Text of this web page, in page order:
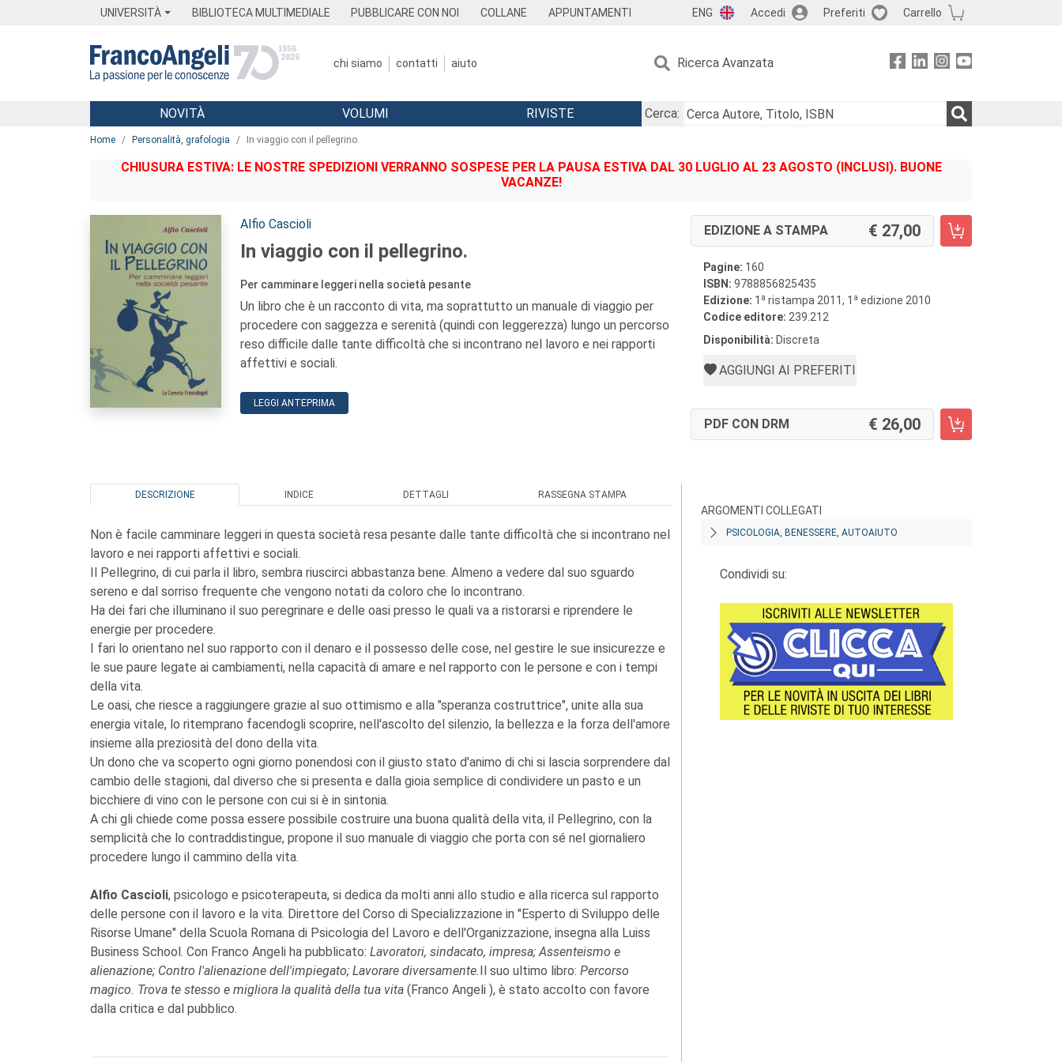
UNIVERSITÀ BIBLIOTECA MULTIMEDIALE PUBBLICARE CON NOI COLLANE APPUNTAMENTI ENG Accedi Preferiti Carrello
chi siamo contatti aiuto Ricerca Avanzata
Menu
NOVITÀ VOLUMI RIVISTE
Cerca:
Home Personalità, grafologia In viaggio con il pellegrino.
CHIUSURA ESTIVA: LE NOSTRE SPEDIZIONI VERRANNO SOSPESE PER LA PAUSA ESTIVA DAL 30 LUGLIO AL 23 AGOSTO (INCLUSI). BUONE
VACANZE!
Autori:
Alfio Cascioli
In viaggio con il pellegrino.
Per camminare leggeri nella società pesante
Un libro che è un racconto di vita, ma soprattutto un manuale di viaggio per
procedere con saggezza e serenità (quindi con leggerezza) lungo un percorso
reso difficile dalle tante difficoltà che si incontrano nel lavoro e nei rapporti
affettivi e sociali.
LEGGI ANTEPRIMA
EDIZIONE A STAMPA 27,00
Pagine: 160
ISBN: 9788856825435
Edizione: 1 a ristampa 2011, 1 a edizione 2010
Codice editore: 239.212
Disponibilità: Discreta
AGGIUNGI AI PREFERITI
PDF CON DRM 26,00
DESCRIZIONE INDICE DETTAGLI RASSEGNA STAMPA
Non è facile camminare leggeri in questa società resa pesante dalle tante difficoltà che si incontrano nel
lavoro e nei rapporti affettivi e sociali.
Il Pellegrino, di cui parla il libro, sembra riuscirci abbastanza bene. Almeno a vedere dal suo sguardo
sereno e dal sorriso frequente che vengono notati da coloro che lo incontrano.
Ha dei fari che illuminano il suo peregrinare e delle oasi presso le quali va a ristorarsi e riprendere le
energie per procedere.
I fari lo orientano nel suo rapporto con il denaro e il possesso delle cose, nel gestire le sue insicurezze e
le sue paure legate ai cambiamenti, nella capacità di amare e nel rapporto con le persone e con i tempi
della vita.
Le oasi, che riesce a raggiungere grazie al suo ottimismo e alla "speranza costruttrice", unite alla sua
energia vitale, lo ritemprano facendogli scoprire, nell'ascolto del silenzio, la bellezza e la forza dell'amore
insieme alla preziosità del dono della vita.
Un dono che va scoperto ogni giorno ponendosi con il giusto stato d'animo di chi si lascia sorprendere dal
cambio delle stagioni, dal diverso che si presenta e dalla gioia semplice di condividere un pasto e un
bicchiere di vino con le persone con cui si è in sintonia.
A chi gli chiede come possa essere possibile costruire una buona qualità della vita, il Pellegrino, con la
semplicità che lo contraddistingue, propone il suo manuale di viaggio che porta con sé nel giornaliero
procedere lungo il cammino della vita.
Alfio Cascioli, psicologo e psicoterapeuta, si dedica da molti anni allo studio e alla ricerca sul rapporto
delle persone con il lavoro e la vita. Direttore del Corso di Specializzazione in "Esperto di Sviluppo delle
Risorse Umane" della Scuola Romana di Psicologia del Lavoro e dell'Organizzazione, insegna alla Luiss
Business School. Con Franco Angeli ha pubblicato: Lavoratori, sindacato, impresa; Assenteismo e
alienazione; Contro l'alienazione dell'impiegato; Lavorare diversamente.Il suo ultimo libro: Percorso
magico. Trova te stesso e migliora la qualità della tua vita (Franco Angeli ), è stato accolto con favore
dalla critica e dal pubblico.
ARGOMENTI COLLEGATI
PSICOLOGIA, BENESSERE, AUTOAIUTO
Condividi su: